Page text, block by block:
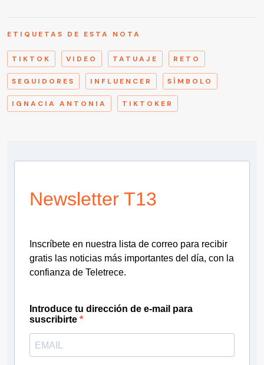
ETIQUETAS DE ESTA NOTA
TIKTOK VIDEO TATUAJE RETO
SEGUIDORES INFLUENCER SÍMBOLO
IGNACIA ANTONIA TIKTOKER
Newsletter T13
Inscríbete en nuestra lista de correo para recibir
gratis las noticias más importantes del día, con la
confianza de Teletrece.
Introduce tu dirección de e-mail para
suscribirte